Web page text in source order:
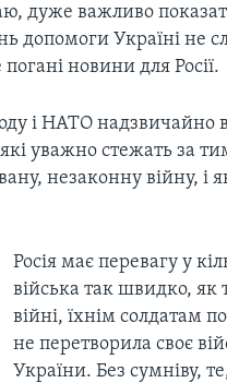
дуже важливо
допомоги Україні не
новини для Росії.
і НАТО
уважно стежать за
незаконну війну, і
Росія має перевагу у
війська так швидко, як
війні, їхнім солдатам
не перетворила своє
України. Без сумніву,